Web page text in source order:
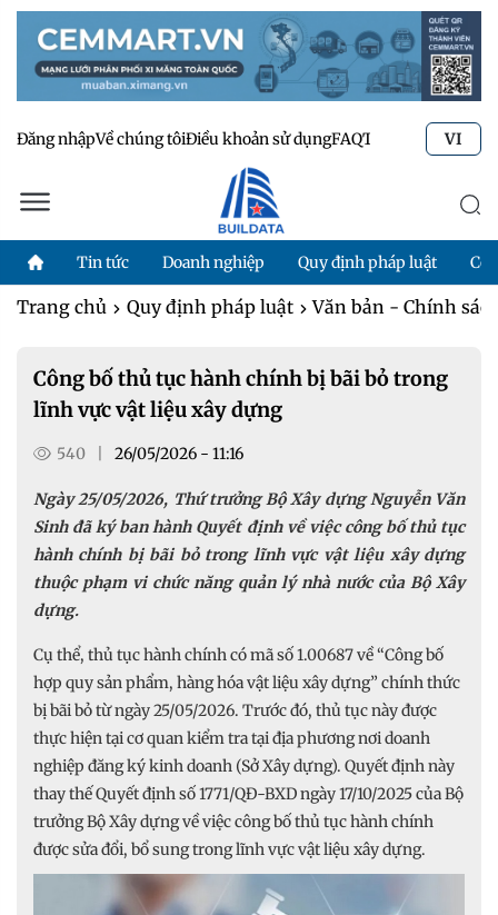
Đăng nhậpVề chúng tôiĐiều khoản sử dụngFAQTư vấn kỹ thuật
VI
Tin tức Doanh nghiệp Quy định pháp luật
Trang chủ Quy định pháp luật Văn bản - Chính
Công bố thủ tục hành chính bị bãi bỏ trong
lĩnh vực vật liệu xây dựng
540 26/05/2026 - 11:16
Ngày 25/05/2026, Thứ trưởng Bộ Xây dựng Nguyễn Văn
Sinh đã ký ban hành Quyết định về việc công bố thủ tục
hành chính bị bãi bỏ trong lĩnh vực vật liệu xây dựng
thuộc phạm vi chức năng quản lý nhà nước của Bộ Xây
dựng.
Cụ thể, thủ tục hành chính có mã số 1.00687 về “Công bố
hợp quy sản phẩm, hàng hóa vật liệu xây dựng” chính thức
bị bãi bỏ từ ngày 25/05/2026. Trước đó, thủ tục này được
thực hiện tại cơ quan kiểm tra tại địa phương nơi doanh
nghiệp đăng ký kinh doanh (Sở Xây dựng). Quyết định này
thay thế Quyết định số 1771/QĐ-BXD ngày 17/10/2025 của Bộ
trưởng Bộ Xây dựng về việc công bố thủ tục hành chính
được sửa đổi, bổ sung trong lĩnh vực vật liệu xây dựng.